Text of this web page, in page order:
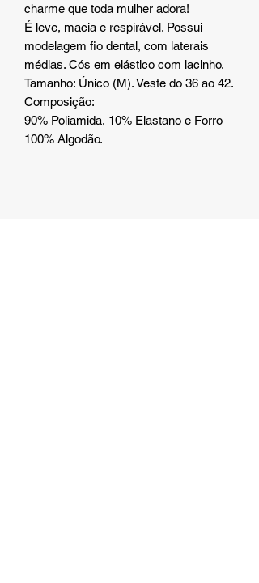
charme que toda mulher adora!
É leve, macia e respirável. Possui
modelagem fio dental, com laterais
médias. Cós em elástico com lacinho.
Tamanho: Único (M). Veste do 36 ao 42.
Composição:
90% Poliamida, 10% Elastano e Forro
100% Algodão.